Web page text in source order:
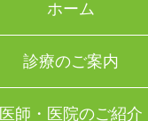
ホーム
診療のご案内
医師・医院のご紹介